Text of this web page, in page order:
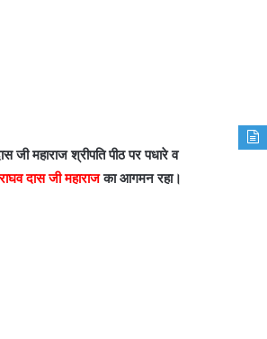
महाराज श्रीपति पीठ पर पधारे व
दास जी महाराजका आगमन रहा।